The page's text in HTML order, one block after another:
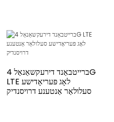
ברייטבאַנד דירעקשאַנאַל 4G
LTE לאָג פּעריאָדישע
סעלולאַר אַנטענע דרויסנדיק